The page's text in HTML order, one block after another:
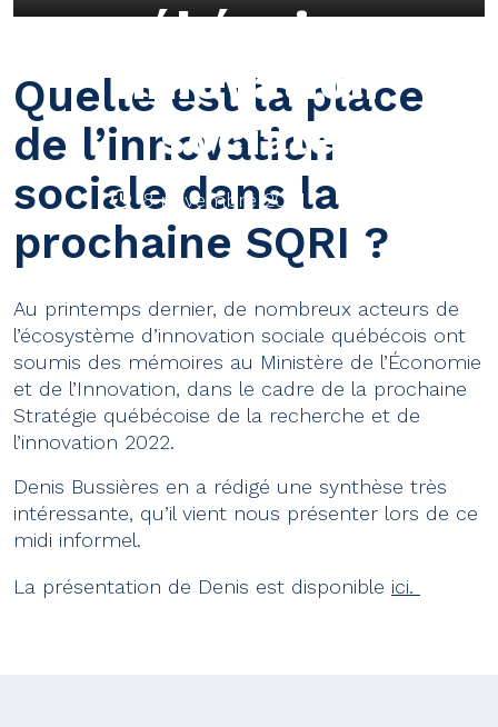
québécois en
innovation
sociale
8 novembre 2021
Quelle est la place
de l’innovation
sociale dans la
prochaine SQRI ?
Au printemps dernier, de nombreux acteurs de
l’écosystème d’innovation sociale québécois ont
soumis des mémoires au Ministère de l’Économie
et de l’Innovation, dans le cadre de la prochaine
Stratégie québécoise de la recherche et de
l’innovation 2022.
Denis Bussières en a rédigé une synthèse très
intéressante, qu’il vient nous présenter lors de ce
midi informel.
La présentation de Denis est disponible ici.